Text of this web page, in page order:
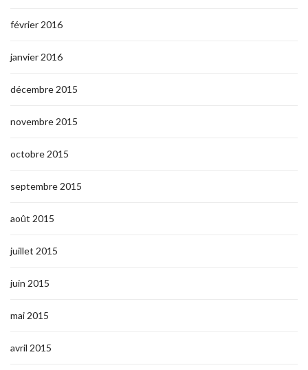
février 2016
janvier 2016
décembre 2015
novembre 2015
octobre 2015
septembre 2015
août 2015
juillet 2015
juin 2015
mai 2015
avril 2015